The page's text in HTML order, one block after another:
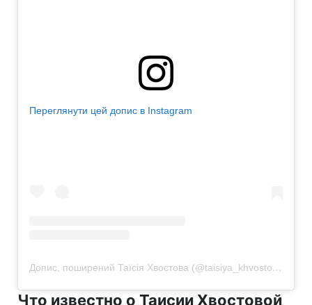
Переглянути цей допис в Instagram
Допис, поширений Таїсія Хвостова (@taisiya_khvostova)
Что известно о Таисии Хвостовой